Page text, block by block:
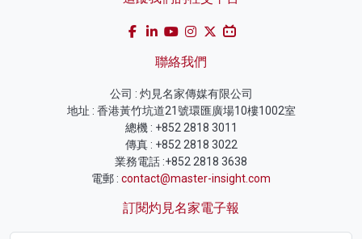
聯絡我們
公司 : 灼見名家傳媒有限公司
地址 : 香港黃竹坑道21號環匯廣場10樓1002室
總機 : +852 2818 3011
傳真 : +852 2818 3022
業務電話 :+852 2818 3638
電郵 : contact@master-insight.com
訂閱灼見名家電子報